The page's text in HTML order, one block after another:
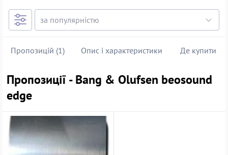
Пропозицій (1) Опис і характеристики Де купити
Пропозиції - Bang & Olufsen beosound
edge